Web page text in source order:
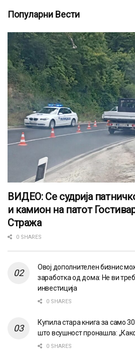
Популарни Вести
ВИДЕО: Се судрија
и камион на патот
Стража
0 SHARES
Овој дополнителен бизнис
заработка од дома: Не ви
инвестиција
0 SHARES
Купила стара книга за само
што всушност пронашла:
0 SHARES